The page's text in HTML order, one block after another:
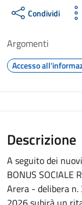
Condividi
Argomenti
Accesso
Descrizione
A seguito dei
BONUS SOCIALE
Arera - delibera